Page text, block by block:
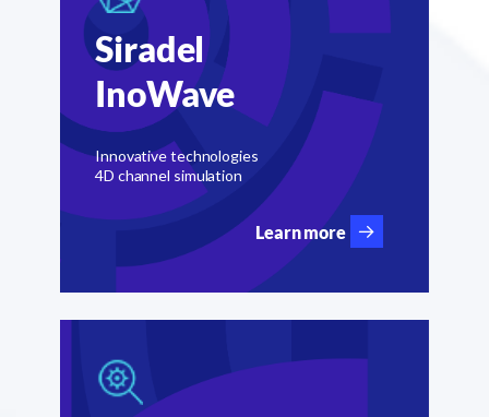
Siradel
InoWave
Innovative technologies
4D channel simulation
Learn more